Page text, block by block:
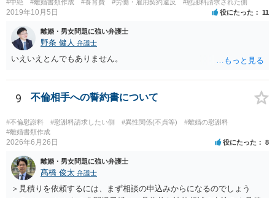
#中絶 #離婚書類作成 #養育費 #労働・雇用契約違反 #慰謝料請求された側
2019年10月5日 役にたった 11
離婚・男女問題に強い弁護士
野条 健人 弁護士
いえいえとんでもありません。
9 不倫相手への誓約書について
#不倫慰謝料 #慰謝料請求したい側 #異性関係(不貞等)
#離婚の慰謝料
#離婚書類作成
2026年6月26日 役にたった 8
離婚・男女問題に強い弁護士
髙橋 俊太 弁護士
＞見積りを依頼するには、まず相談の申込みからになるのでしょう